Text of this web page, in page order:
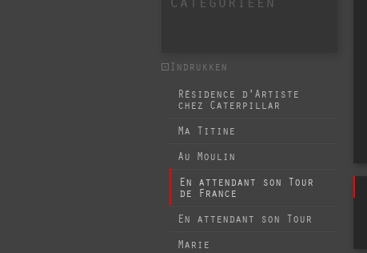
Indrukken
Résidence d'Artiste
chez Caterpillar
Ma Titine
Au Moulin
En attendant son Tour
de France
En attendant son Tour
Marie